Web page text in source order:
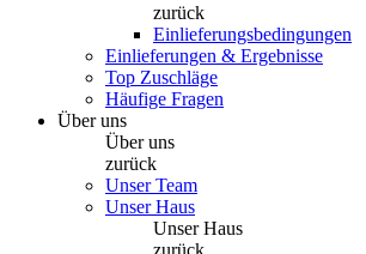
zurück
Einlieferungsbedingungen
Einlieferungen & Ergebnisse
Top Zuschläge
Häufige Fragen
Über uns
Über uns
zurück
Unser Team
Unser Haus
Unser Haus
zurück